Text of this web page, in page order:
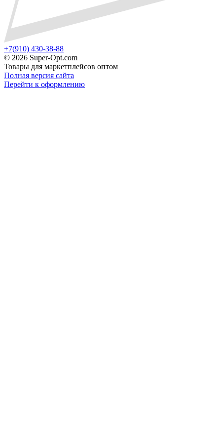
+7(910) 430-38-88
© 2026 Super-Opt.com
Товары для маркетплейсов оптом
Полная версия сайта
Перейти к оформлению